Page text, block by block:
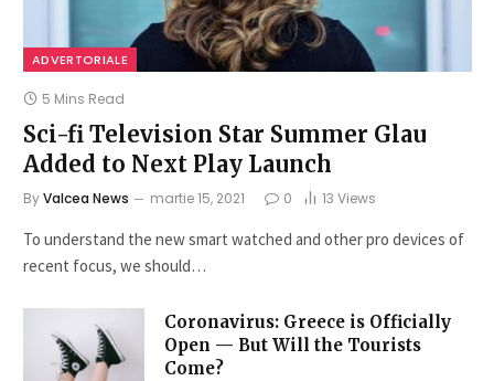
ADVERTORIALE
5 Mins Read
Sci-fi Television Star Summer Glau
Added to Next Play Launch
ByValcea News martie 15, 2021 0 13 Views
To understand the new smart watched and other pro devices of
recent focus, we should…
Coronavirus: Greece is Officially
Open — But Will the Tourists
Come?